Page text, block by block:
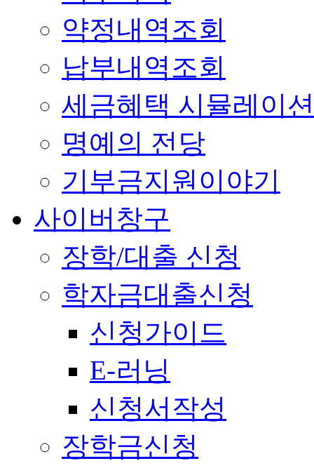
약정내역조회
납부내역조회
세금혜택 시뮬레이션
명예의 전당
기부금지원이야기
사이버창구
장학/대출 신청
학자금대출신청
신청가이드
E-러닝
신청서작성
장학금신청